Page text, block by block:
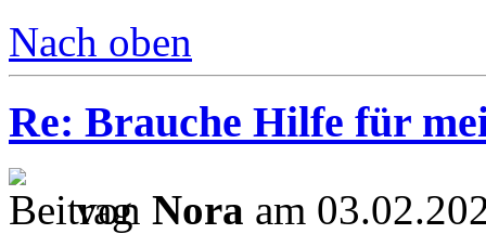
Nach oben
Re: Brauche Hilfe für
von Nora am